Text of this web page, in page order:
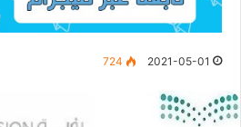
2021-05-01
724